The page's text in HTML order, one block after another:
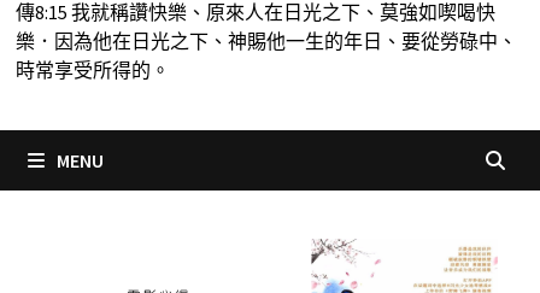
傳8:15 我就稱讚快樂、原來人在日光之下、莫強如喫喝快
樂．因為他在日光之下、神賜他一生的年日、要從勞碌中、
時常享受所得的。
MENU